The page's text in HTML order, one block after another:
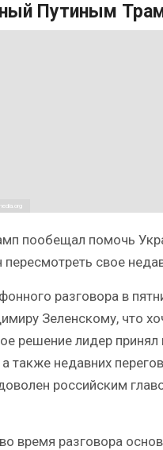
Путиным
пообещал помочь
пересмотреть свое
разговора в
Зеленскому, что
решение лидер
также недавних
российским
время разговора